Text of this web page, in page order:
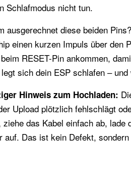
Schlafmodus nicht tun.
ausgerechnet diese beiden
einen kurzen Impuls über den
RESET-Pin ankommen,
sich dein ESP schlafen –
Hinweis zum Hochladen:
Upload plötzlich fehlschlägt
ziehe das Kabel einfach ab,
auf. Das ist kein Defekt,